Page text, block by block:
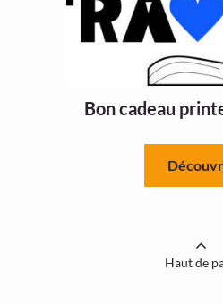
Bon cadeau
Haut de